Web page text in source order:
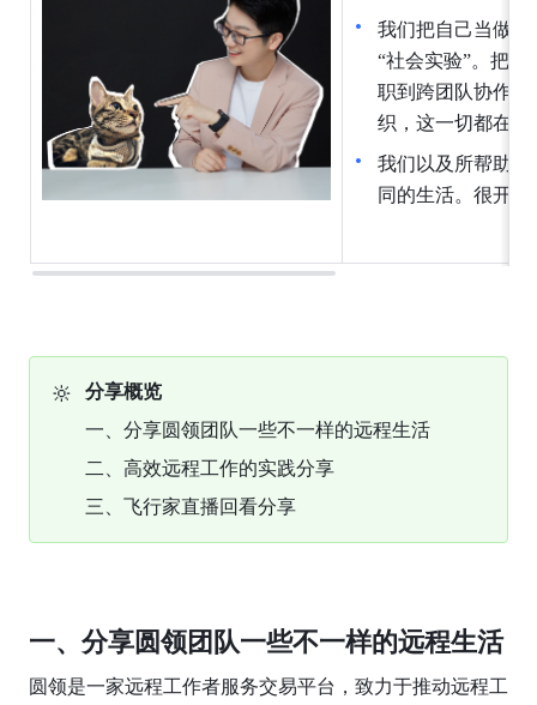
我们把自己当做
“社会实验”。把
职到跨团队协作
织，这一切都在线
我们以及所帮助
同的生活。很开
🔆
分享概览
一、分享圆领团队一些不一样的远程生活
二、高效远程工作的实践分享
三、飞行家直播回看分享
一、分享圆领团队一些不一样的远程生活
圆领是一家远程工作者服务交易平台，致力于推动远程工